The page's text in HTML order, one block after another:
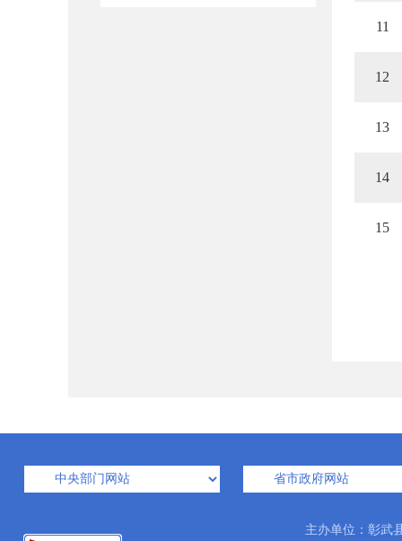
11
12
13
14
15
主办单位：彰